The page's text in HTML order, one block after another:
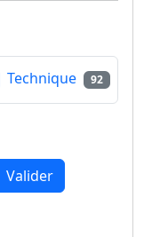
Technique 92
Valider